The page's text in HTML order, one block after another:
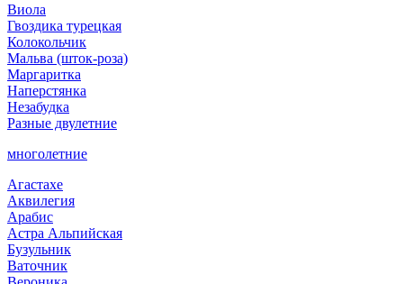
Виола
Гвоздика турецкая
Колокольчик
Мальва (шток-роза)
Маргаритка
Наперстянка
Незабудка
Разные двулетние
многолетние
Агастахе
Аквилегия
Арабис
Астра Альпийская
Бузульник
Ваточник